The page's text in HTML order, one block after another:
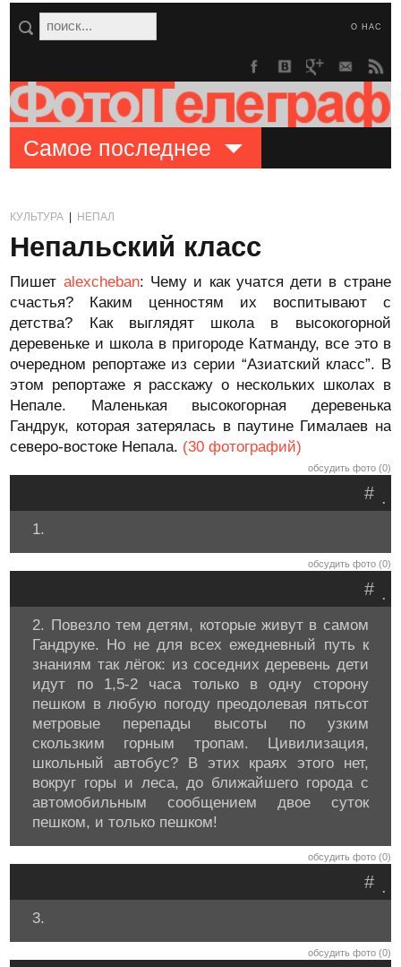
О НАС
Самое последнее
КУЛЬТУРА НЕПАЛ
Непальский класс
Пишет alexcheban: Чему и как учатся дети в стране
счастья? Каким ценностям их воспитывают с
детства? Как выглядят школа в высокогорной
деревеньке и школа в пригороде Катманду, все это в
очередном репортаже из серии “Азиатский класс”. В
этом репортаже я расскажу о нескольких школах в
Непале. Маленькая высокогорная деревенька
Гандрук, которая затерялась в паутине Гималаев на
северо-востоке Непала. (30 фотографий)
обсудить фото (0)
.
#
1.
обсудить фото (0)
.
#
2. Повезло тем детям, которые живут в самом
Гандруке. Но не для всех ежедневный путь к
знаниям так лёгок: из соседних деревень дети
идут по 1,5-2 часа только в одну сторону
пешком в любую погоду преодолевая пятьсот
метровые перепады высоты по узким
скользким горным тропам. Цивилизация,
школьный автобус? В этих краях этого нет,
вокруг горы и леса, до ближайшего города с
автомобильным сообщением двое суток
пешком, и только пешком!
обсудить фото (0)
.
#
3.
обсудить фото (0)